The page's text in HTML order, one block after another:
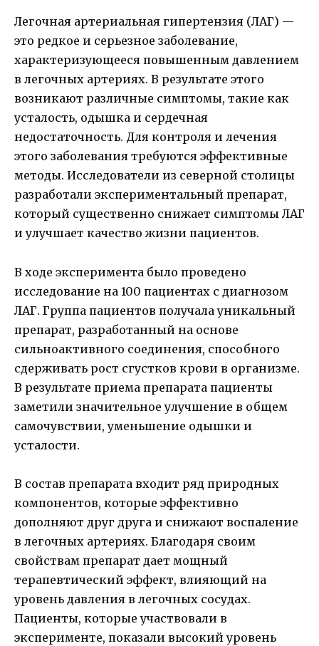
Легочная артериальная гипертензия (ЛАГ) —
это редкое и серьезное заболевание,
характеризующееся повышенным давлением
в легочных артериях. В результате этого
возникают различные симптомы, такие как
усталость, одышка и сердечная
недостаточность. Для контроля и лечения
этого заболевания требуются эффективные
методы. Исследователи из северной столицы
разработали экспериментальный препарат,
который существенно снижает симптомы ЛАГ
и улучшает качество жизни пациентов.
В ходе эксперимента было проведено
исследование на 100 пациентах с диагнозом
ЛАГ. Группа пациентов получала уникальный
препарат, разработанный на основе
сильноактивного соединения, способного
сдерживать рост сгустков крови в организме.
В результате приема препарата пациенты
заметили значительное улучшение в общем
самочувствии, уменьшение одышки и
усталости.
В состав препарата входит ряд природных
компонентов, которые эффективно
дополняют друг друга и снижают воспаление
в легочных артериях. Благодаря своим
свойствам препарат дает мощный
терапевтический эффект, влияющий на
уровень давления в легочных сосудах.
Пациенты, которые участвовали в
эксперименте, показали высокий уровень